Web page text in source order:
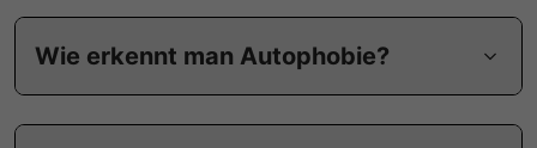
Wie erkennt man Autophobie?